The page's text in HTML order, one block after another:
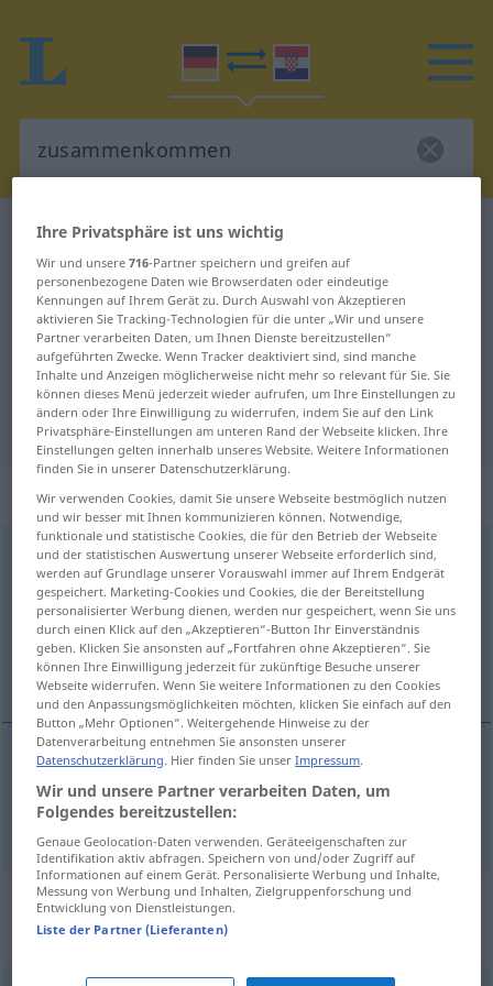
Deutsch-Kroatisch Wörterbuch
zusammenkommen
Deutsch-Kroatisch Übersetzung für
"zusammenkommen"
"zusammenkommen" Kroatisch
Übersetzung
„zusammenkommen“
zusammenkommen <trennb;-ge-;→kommen>
Übersicht aller Übersetzungen
(Für mehr Details die Übersetzung anklicken/antippen)
sastati se, skupiti se
sastati (-ajati)se, skupiti(skupljati) se
zusammenkommen
Synonyme für
"zusammenkommen"
Ihre Privatsphäre ist uns wichtig
Wir und unsere716-Partner speichern und greifen auf
personenbezogene Daten wie Browserdaten oder eindeutige
Kennungen auf Ihrem Gerät zu. Durch Auswahl von Akzeptieren
aktivieren Sie Tracking-Technologien für die unter „Wir und unsere
Partner verarbeiten Daten, um Ihnen Dienste bereitzustellen“
aufgeführten Zwecke. Wenn Tracker deaktiviert sind, sind manche
Inhalte und Anzeigen möglicherweise nicht mehr so relevant für Sie. Sie
können dieses Menü jederzeit wieder aufrufen, um Ihre Einstellungen zu
ändern oder Ihre Einwilligung zu widerrufen, indem Sie auf den Link
Privatsphäre-Einstellungen am unteren Rand der Webseite klicken. Ihre
Einstellungen gelten innerhalb unseres Website. Weitere Informationen
finden Sie in unserer Datenschutzerklärung.
Wir verwenden Cookies, damit Sie unsere Webseite bestmöglich nutzen
und wir besser mit Ihnen kommunizieren können. Notwendige,
funktionale und statistische Cookies, die für den Betrieb der Webseite
und der statistischen Auswertung unserer Webseite erforderlich sind,
werden auf Grundlage unserer Vorauswahl immer auf Ihrem Endgerät
gespeichert. Marketing-Cookies und Cookies, die der Bereitstellung
personalisierter Werbung dienen, werden nur gespeichert, wenn Sie uns
durch einen Klick auf den „Akzeptieren“-Button Ihr Einverständnis
geben. Klicken Sie ansonsten auf „Fortfahren ohne Akzeptieren“. Sie
können Ihre Einwilligung jederzeit für zukünftige Besuche unserer
Webseite widerrufen. Wenn Sie weitere Informationen zu den Cookies
und den Anpassungsmöglichkeiten möchten, klicken Sie einfach auf den
Button „Mehr Optionen“. Weitergehende Hinweise zu der
Datenverarbeitung entnehmen Sie ansonsten unserer
Datenschutzerklärung. Hier finden Sie unserImpressum.
Wir und unsere Partner verarbeiten Daten, um
Folgendes bereitzustellen:
Genaue Geolocation-Daten verwenden. Geräteeigenschaften zur
Identifikation aktiv abfragen. Speichern von und/oder Zugriff auf
Informationen auf einem Gerät. Personalisierte Werbung und Inhalte,
Messung von Werbung und Inhalten, Zielgruppenforschung und
Entwicklung von Dienstleistungen.
Liste der Partner (Lieferanten)